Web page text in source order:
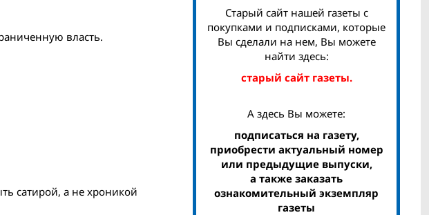
власть.
сатирой, а не хроникой
Старый сайт нашей газеты с
покупками и подписками, которые
Вы сделали на нем, Вы можете
найти здесь:
старый сайт газеты.
А здесь Вы можете:
подписаться на газету,
приобрести актуальный номер
или предыдущие выпуски,
а также заказать
ознакомительный экземпляр
газеты